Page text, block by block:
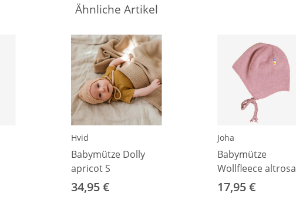
Ähnliche Artikel
Hvid
Babymütze Dolly
apricot S
34,95 €
Joha
Babymütze
Wollfleece altrosa
37
17,95 €